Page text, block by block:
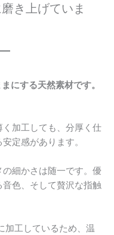
き上げていま
にする天然素材です。
加工しても、分厚く仕
定感があります。
細かさは随一です。優
色、そして贅沢な指触
加工しているため、温